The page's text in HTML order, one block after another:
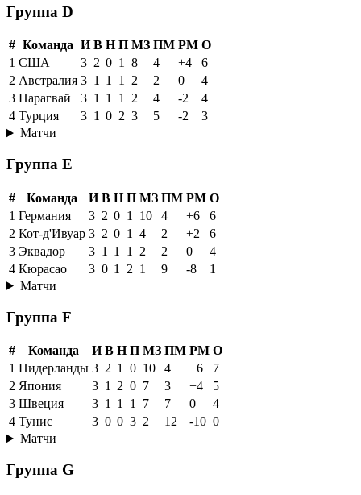
Группа D
# Команда И В Н П МЗ ПМ РМ О
1 США 3 2 0 1 8 4 +4
6
2 Австралия 3 1 1 1 2 2 0
4
3 Парагвай 3 1 1 1 2 4 -2
4
4 Турция 3 1 0 2 3 5 -2
3
Матчи
Группа E
# Команда И В Н П МЗ ПМ РМ О
1 Германия 3 2 0 1 10 4 +6
6
2 Кот-д'Ивуар 3 2 0 1 4 2 +2
6
3 Эквадор 3 1 1 1 2 2 0
4
4 Кюрасао 3 0 1 2 1 9 -8
1
Матчи
Группа F
# Команда И В Н П МЗ ПМ РМ О
1 Нидерланды 3 2 1 0 10 4 +6
7
2 Япония 3 1 2 0 7 3 +4
5
3 Швеция 3 1 1 1 7 7 0
4
4 Тунис 3 0 0 3 2 12 -10 0
Матчи
Группа G